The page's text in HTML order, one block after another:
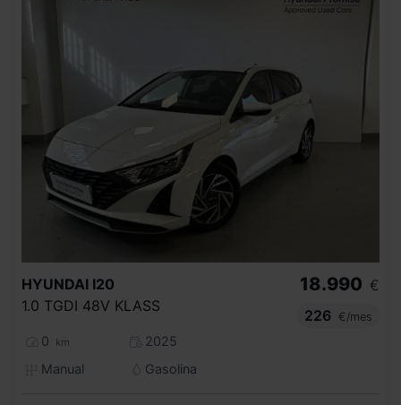
HYUNDAI I20
1.0 TGDI 48V KLASS
0 km
2025
Manual
Gasolina
18.990 €
226
€/mes